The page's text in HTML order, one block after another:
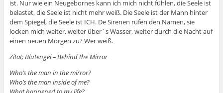
ist. Nur wie ein Neugebornes kann ich mich nicht fühlen, die Seele ist
belastet, die Seele ist nicht mehr weiß. Die Seele ist der Mann hinter
dem Spiegel, die Seele ist ICH. De Sirenen rufen den Namen, sie
locken mich weiter, weiter über´s Wasser, weiter durch die Nacht auf
einen neuen Morgen zu? Wer weiß.
Zitat; Blutengel – Behind the Mirror
Who’s the man in the mirror?
Who’s the man inside of me?